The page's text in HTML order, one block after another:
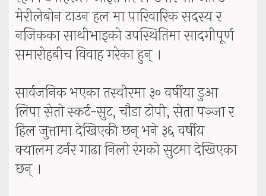
मेरीलेबोन टाउन हल मा पारिवारिक सदस्य र
नजिकका साथीभाइको उपस्थितिमा सादगीपूर्ण
समारोहबीच विवाह गरेका हुन् ।
सार्वजनिक भएका तस्वीरमा ३० वर्षीया डुआ
लिपा सेतो स्कर्ट-सुट, चौडा टोपी, सेता पञ्जा र
हिल जुत्तामा देखिएकी छन् भने ३६ वर्षीय
क्यालम टर्नर गाढा निलो रंगको सुटमा देखिएका
छन् ।